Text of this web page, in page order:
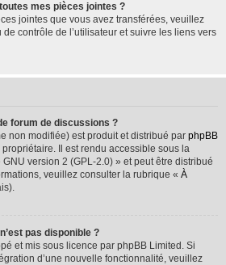
mes pièces jointes ?
jointes que vous avez transférées, veuillez
contrôle de l’utilisateur et suivre les liens vers
forum de discussions ?
non modifiée) est produit et distribué par phpBB
Il est rendu accessible sous la
version 2 (GPL-2.0) » et peut être distribué
veuillez consulter la rubrique « À
pas disponible ?
et mis sous licence par phpBB Limited. Si
d’une nouvelle fonctionnalité, veuillez